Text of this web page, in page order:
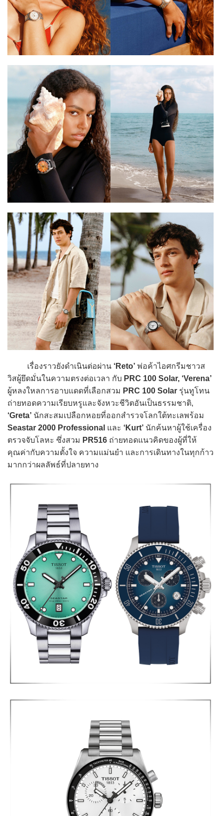
เรื่องราวยังดำเนินต่อผ่าน ‘Reto’ พ่อค้าไอศกรีมชาวส
วิสผู้ยึดมั่นในความตรงต่อเวลา กับ PRC 100 Solar, ‘Verena’
ผู้หลงใหลการอาบแดดที่เลือกสวม PRC 100 Solar รุ่นทูโทน
ถ่ายทอดความเรียบหรูและจังหวะชีวิตอันเป็นธรรมชาติ,
‘Greta’ นักสะสมเปลือกหอยที่ออกสำรวจโลกใต้ทะเลพร้อม
Seastar 2000 Professional และ ‘Kurt’ นักค้นหาผู้ใช้เครื่อง
ตรวจจับโลหะ ซึ่งสวม PR516 ถ่ายทอดแนวคิดของผู้ที่ให้
คุณค่ากับความตั้งใจ ความแม่นยำ และการเดินทางในทุกก้าว
มากกว่าผลลัพธ์ที่ปลายทาง